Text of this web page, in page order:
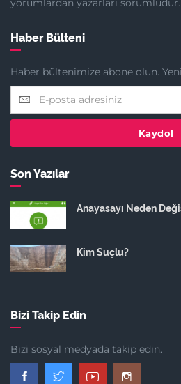
yorumlardan yazarları sorumludur.
Haber Bülteni
Haber bültenimize abone olun. Yeni
Kaydol
Son Yazılar
Anayasayı Neden
Kim Suçlu?
Bizi Takip Edin
Bizi sosyal medyada takip edin.